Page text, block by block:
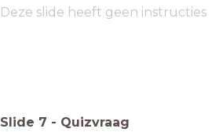
Deze slide heeft geen instructies
Slide 7 - Quizvraag